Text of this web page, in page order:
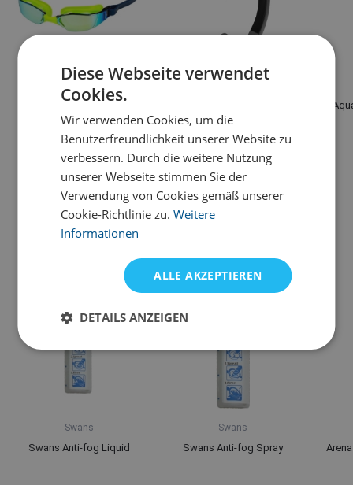
Sphere XCEED Titan
70,43 €
Sphere Snorkel Focus
46,12 €
auf Lager
Alternative Produkte
Swans
Swans Anti-fog Liquid
Swans
Swans Anti-fog Spray
Diese Webseite verwendet
Cookies.
Wir verwenden Cookies, um die
Benutzerfreundlichkeit unserer Website zu
verbessern. Durch die weitere Nutzung
unserer Webseite stimmen Sie der
Verwendung von Cookies gemäß unserer
Cookie-Richtlinie zu.Weitere
Informationen
ALLE AKZEPTIEREN
DETAILS ANZEIGEN